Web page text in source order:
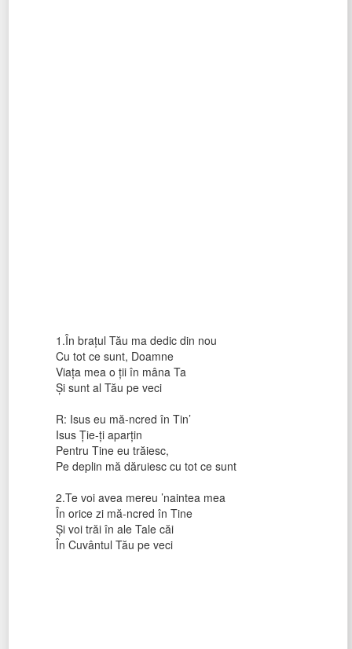
1.În brațul Tău ma dedic din nou
Cu tot ce sunt, Doamne
Viața mea o ții în mâna Ta
Și sunt al Tău pe veci
R: Isus eu mă-ncred în Tin’
Isus Ție-ți aparțin
Pentru Tine eu trăiesc,
Pe deplin mă dăruiesc cu tot ce sunt
2.Te voi avea mereu ’naintea mea
În orice zi mă-ncred în Tine
Și voi trăi în ale Tale căi
În Cuvântul Tău pe veci